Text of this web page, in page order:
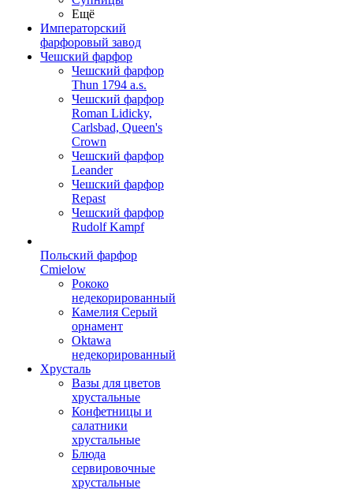
Ещё
Императорский
фарфоровый завод
Чешский фарфор
Чешский фарфор
Thun 1794 a.s.
Чешский фарфор
Roman Lidicky,
Carlsbad, Queen's
Crown
Чешский фарфор
Leander
Чешский фарфор
Repast
Чешский фарфор
Rudolf Kampf
Польский фарфор
Сmielow
Рококо
недекорированный
Камелия Серый
орнамент
Oktawa
недекорированный
Хрусталь
Вазы для цветов
хрустальные
Конфетницы и
салатники
хрустальные
Блюда
сервировочные
хрустальные